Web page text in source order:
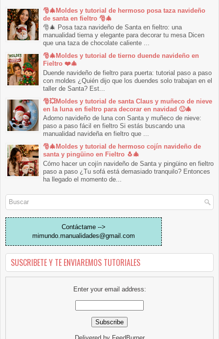
🎅🎄Moldes y tutorial de hermoso posa taza navideño
de santa en fieltro 🎅🎄
🎅🎄 Posa taza navideño de Santa en fieltro: una
manualidad tierna y elegante para decorar tu mesa Dicen
que una taza de chocolate caliente ...
🎅🎄Moldes y tutorial de tierno duende navideño en
Fieltro ❤️🎄
Duende navideño de fieltro para puerta: tutorial paso a paso
con moldes ¿Quién dijo que los duendes solo trabajan en el
taller de Santa? Est...
🎅💥Moldes y tutorial de santa Claus y muñeco de nieve
en la luna en fieltro para decorar en navidad 🙂🎄
Adorno navideño de luna con Santa y muñeco de nieve:
paso a paso fácil en fieltro Si estás buscando una
manualidad navideña en fieltro que ...
🎅🎄Moldes y tutorial de hermoso cojín navideño de
santa y pingüino en Fieltro 🐧🎄
Cómo hacer un cojín navideño de Santa y pingüino en fieltro
paso a paso ¿Tu sofá está demasiado tranquilo? Entonces
ha llegado el momento de...
Contáctame -->
mimundo.manualidades@gmail.com
SUSCRIBETE Y TE ENVIAREMOS TUTORIALES
Enter your email address: